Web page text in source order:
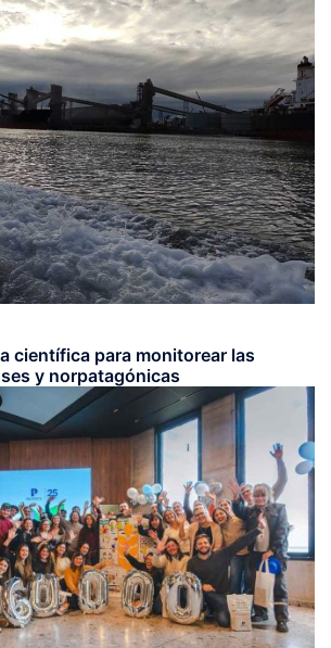
científica para monitorear las
y norpatagónicas